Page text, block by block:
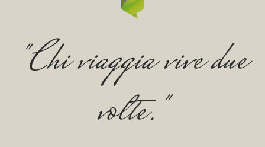
"Chi viaggia vive due
volte."